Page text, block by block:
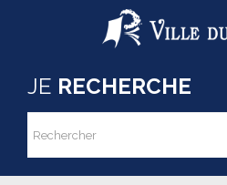
Aller au contenu principal
JE RECHERCHE
Formulaire de
Rechercher